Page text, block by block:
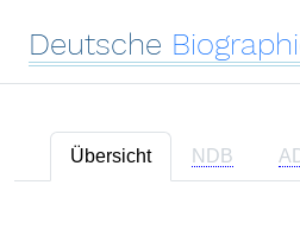
Deutsche
Übersicht NDB